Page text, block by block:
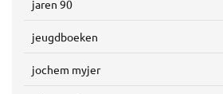
jaren 90
jeugdboeken
jochem myjer